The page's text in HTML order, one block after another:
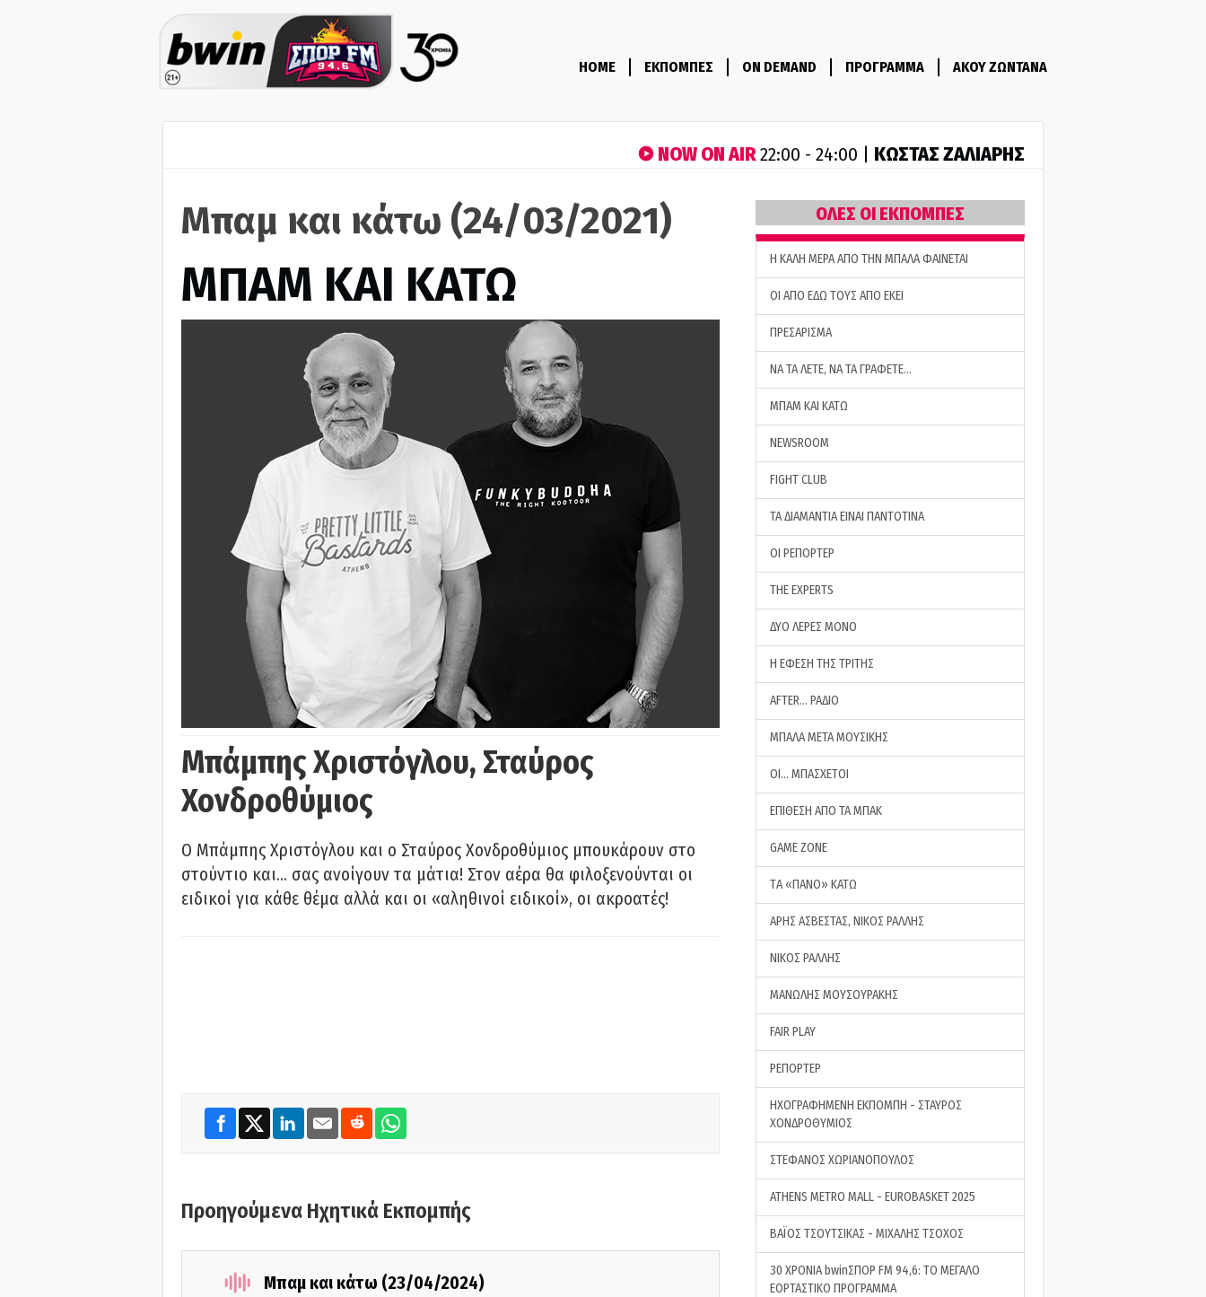
HOME ΕΚΠΟΜΠΕΣ ON DEMAND ΠΡΟΓΡΑΜΜΑ ΑΚΟΥ ΖΩΝΤΑΝΑ
NOW ON AIR22:00 - 24:00 | ΚΩΣΤΑΣ ΖΑΛΙΑΡΗΣ
Μπαμ και κάτω (24/03/2021)
ΜΠΑΜ ΚΑΙ ΚΑΤΩ
Μπάμπης Χριστόγλου, Σταύρος
Χονδροθύμιος
O Μπάμπης Χριστόγλου και ο Σταύρος Χονδροθύμιος μπουκάρουν στο
στούντιο και… σας ανοίγουν τα μάτια! Στον αέρα θα φιλοξενούνται οι
ειδικοί για κάθε θέμα αλλά και οι «αληθινοί ειδικοί», οι ακροατές!
Προηγούμενα Ηχητικά Εκπομπής
Μπαμ και κάτω (23/04/2024)
ΟΛΕΣ ΟΙ ΕΚΠΟΜΠΕΣ
H ΚΑΛΗ ΜΕΡΑ ΑΠΟ ΤΗΝ ΜΠΑΛΑ ΦΑΙΝΕΤΑΙ
ΟΙ ΑΠΟ ΕΔΩ ΤΟΥΣ ΑΠΟ ΕΚΕΙ
ΠΡΕΣΑΡΙΣΜΑ
ΝΑ ΤΑ ΛΕΤΕ, ΝΑ ΤΑ ΓΡΑΦΕΤΕ…
ΜΠΑΜ ΚΑΙ ΚΑΤΩ
NEWSROOM
FIGHT CLUB
ΤΑ ΔΙΑΜΑΝΤΙΑ ΕΙΝΑΙ ΠΑΝΤΟΤΙΝΑ
ΟΙ ΡΕΠΟΡΤΕΡ
THE EXPERTS
ΔΥΟ ΛΕΡΕΣ ΜΟΝΟ
Η ΕΦΕΣΗ ΤΗΣ ΤΡΙΤΗΣ
AFTER… ΡΑΔΙΟ
ΜΠΑΛΑ ΜΕΤΑ ΜΟΥΣΙΚΗΣ
ΟΙ… ΜΠΑΣΧΕΤΟΙ
ΕΠΙΘΕΣΗ ΑΠΟ ΤΑ ΜΠΑΚ
GAME ZONE
ΤA «ΠΑΝΟ» ΚΑΤΩ
ΑΡΗΣ ΑΣΒΕΣΤΑΣ, ΝΙΚΟΣ ΡΑΛΛΗΣ
ΝΙΚΟΣ ΡΑΛΛΗΣ
ΜΑΝΩΛΗΣ ΜΟΥΣΟΥΡΑΚΗΣ
FAIR PLAY
ΡΕΠΟΡΤΕΡ
ΗΧΟΓΡΑΦΗΜΕΝΗ ΕΚΠΟΜΠΗ - ΣΤΑΥΡΟΣ
ΧΟΝΔΡΟΘΥΜΙΟΣ
ΣΤΕΦΑΝΟΣ ΧΩΡΙΑΝΟΠΟΥΛΟΣ
ATHENS METRO MALL - EUROBASKET 2025
ΒΑΪΟΣ ΤΣΟΥΤΣΙΚΑΣ - ΜΙΧΑΛΗΣ ΤΣΟΧΟΣ
30 ΧΡΟΝΙΑ bwinΣΠΟΡ FM 94,6: ΤΟ ΜΕΓΑΛΟ
ΕΟΡΤΑΣΤΙΚΟ ΠΡΟΓΡΑΜΜΑ